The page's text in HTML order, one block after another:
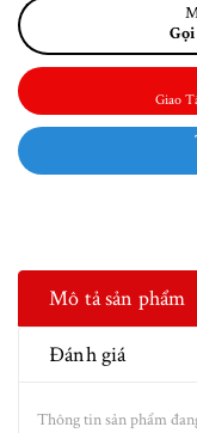
Gọi
Giao
Mô tả sản phẩm
Đánh giá
Thông tin sản phẩm